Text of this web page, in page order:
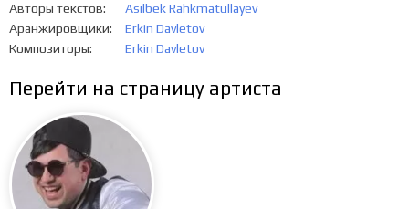
Авторы текстов
Asilbek Rahkmatullayev
Аранжировщики
Erkin Davletov
Композиторы
Erkin Davletov
Перейти на страницу артиста